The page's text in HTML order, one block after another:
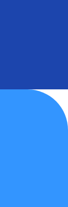
en échanges